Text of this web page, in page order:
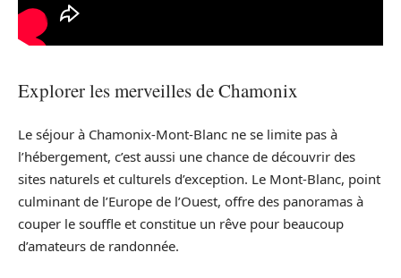
Explorer les merveilles de Chamonix
Le séjour à Chamonix-Mont-Blanc ne se limite pas à
l’hébergement, c’est aussi une chance de découvrir des
sites naturels et culturels d’exception. Le Mont-Blanc, point
culminant de l’Europe de l’Ouest, offre des panoramas à
couper le souffle et constitue un rêve pour beaucoup
d’amateurs de randonnée.